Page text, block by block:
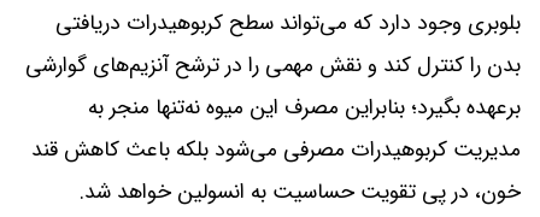
بلوبری وجود دارد که می‌تواند سطح کربوهیدرات دریافتی
بدن را کنترل کند و نقش مهمی را در ترشح آنزیم‌های گوارشی
برعهده بگیرد؛ بنابراین مصرف این میوه نه‌تنها منجر به
مدیریت کربوهیدرات مصرفی می‌شود بلکه باعث کاهش قند
خون، در پی تقویت حساسیت به انسولین خواهد شد.